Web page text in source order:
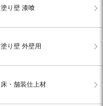
塗り壁 漆喰
塗り壁 外壁用
床・舗装仕上材